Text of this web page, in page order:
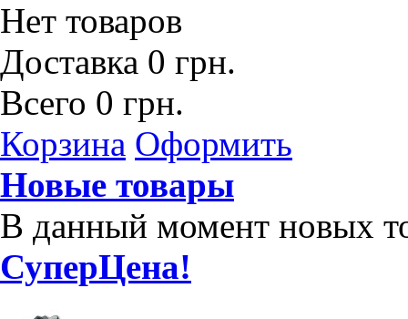
Нет товаров
Доставка 0 грн.
Всего 0 грн.
Корзина Оформить
Новые товары
В данный момент новых
СуперЦена!